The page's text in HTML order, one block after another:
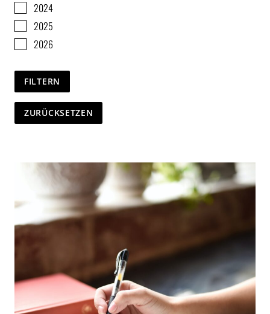
2024
2025
2026
FILTERN
ZURÜCKSETZEN